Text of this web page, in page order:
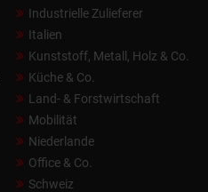
Industrielle Zulieferer
Italien
Kunststoff, Metall, Holz & Co.
Küche & Co.
Land- & Forstwirtschaft
Mobilität
Niederlande
Office & Co.
Schweiz